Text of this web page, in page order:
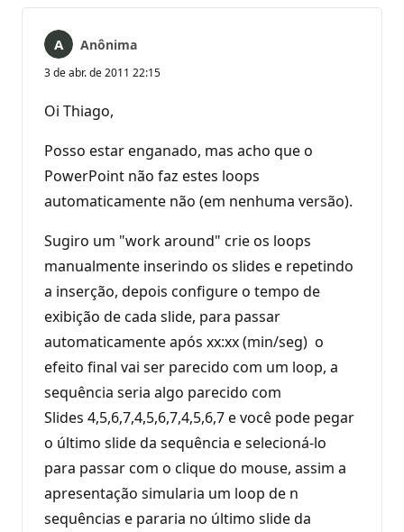
Anônima
3 de abr. de 2011 22:15
Oi Thiago,
Posso estar enganado, mas acho que o
PowerPoint não faz estes loops
automaticamente não (em nenhuma versão).
Sugiro um "work around" crie os loops
manualmente inserindo os slides e repetindo
a inserção, depois configure o tempo de
exibição de cada slide, para passar
automaticamente após xx:xx (min/seg) o
efeito final vai ser parecido com um loop, a
sequência seria algo parecido com
Slides 4,5,6,7,4,5,6,7,4,5,6,7 e você pode pegar
o último slide da sequência e selecioná-lo
para passar com o clique do mouse, assim a
apresentação simularia um loop de n
sequências e pararia no último slide da